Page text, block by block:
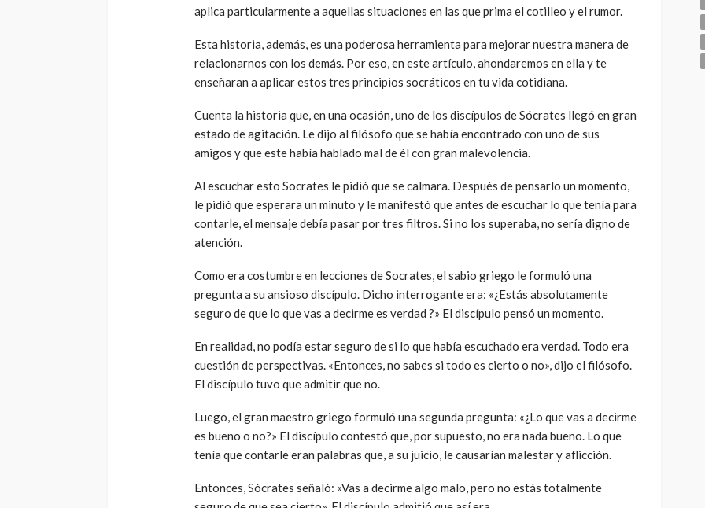
aplica particularmente a aquellas situaciones en las que prima el cotilleo y el rumor.
Esta historia, además, es una poderosa herramienta para mejorar nuestra manera de
relacionarnos con los demás. Por eso, en este artículo, ahondaremos en ella y te
enseñaran a aplicar estos tres principios socráticos en tu vida cotidiana.
Cuenta la historia que, en una ocasión, uno de los discípulos de Sócrates llegó en gran
estado de agitación. Le dijo al filósofo que se había encontrado con uno de sus
amigos y que este había hablado mal de él con gran malevolencia.
Al escuchar esto Socrates le pidió que se calmara. Después de pensarlo un momento,
le pidió que esperara un minuto y le manifestó que antes de escuchar lo que tenía para
contarle, el mensaje debía pasar por tres filtros. Si no los superaba, no sería digno de
atención.
Como era costumbre en lecciones de Socrates, el sabio griego le formuló una
pregunta a su ansioso discípulo. Dicho interrogante era: «¿Estás absolutamente
seguro de que lo que vas a decirme es verdad ?» El discípulo pensó un momento.
En realidad, no podía estar seguro de si lo que había escuchado era verdad. Todo era
cuestión de perspectivas. «Entonces, no sabes si todo es cierto o no», dijo el filósofo.
El discípulo tuvo que admitir que no.
Luego, el gran maestro griego formuló una segunda pregunta: «¿Lo que vas a decirme
es bueno o no?» El discípulo contestó que, por supuesto, no era nada bueno. Lo que
tenía que contarle eran palabras que, a su juicio, le causarían malestar y aflicción.
Entonces, Sócrates señaló: «Vas a decirme algo malo, pero no estás totalmente